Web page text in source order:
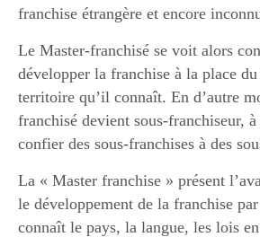
franchise étrangère et encore
Le Master-franchisé se voit alors
développer la franchise à la place
territoire qu’il connaît. En d’autre
franchisé devient sous-franchiseur,
confier des sous-franchises à des
La « Master franchise » présent
le développement de la franchise
connaît le pays, la langue, les lois